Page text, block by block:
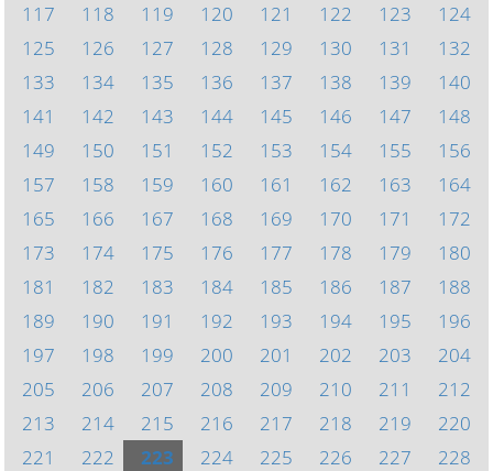
117
118 119 120 121 122 123
124
125
126 127 128 129 130 131
132
133
134 135 136 137 138 139
140
141
142 143 144 145 146 147
148
149
150 151 152 153 154 155
156
157
158 159 160 161 162 163
164
165
166 167 168 169 170 171
172
173
174 175 176 177 178 179
180
181
182 183 184 185 186 187
188
189
190 191 192 193 194 195
196
197
198 199 200 201 202 203
204
205
206 207 208 209 210 211
212
213
214 215 216 217 218 219
220
221
222 223 224 225 226 227
228